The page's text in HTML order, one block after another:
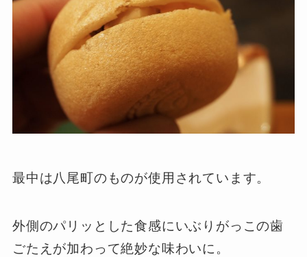
最中は八尾町のものが使用されています。
外側のパリッとした食感にいぶりがっこの歯
ごたえが加わって絶妙な味わいに。